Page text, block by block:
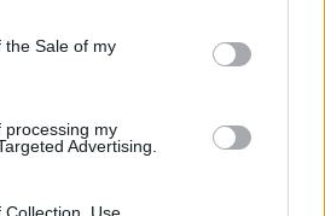
purposes in below Google
the Sale of my
processing my
Advertising.
és potenciális probléma
nem megfelelően
alaposan a döntés
célja, hogy részletesen
előnyeit és kockázatait, így
arról, hogy megéri-e